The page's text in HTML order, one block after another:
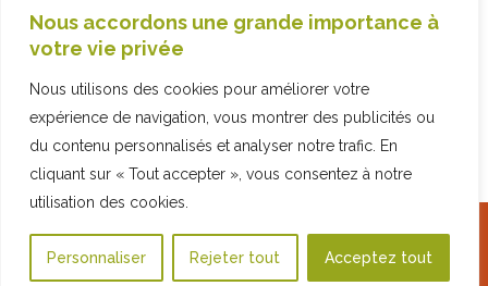
Nous accordons une grande importance à
votre vie privée
Nous utilisons des cookies pour améliorer votre
expérience de navigation, vous montrer des publicités ou
du contenu personnalisés et analyser notre trafic. En
cliquant sur « Tout accepter », vous consentez à notre
utilisation des cookies.
Personnaliser Rejeter tout Acceptez tout
Campings avec Comanche
informations
confidentialité·Avis juridique·Politique de cookies ·Web Designavec ♥️ par
Artic Agency · Fiona Brand
WhatsApp
Boutique en ligne